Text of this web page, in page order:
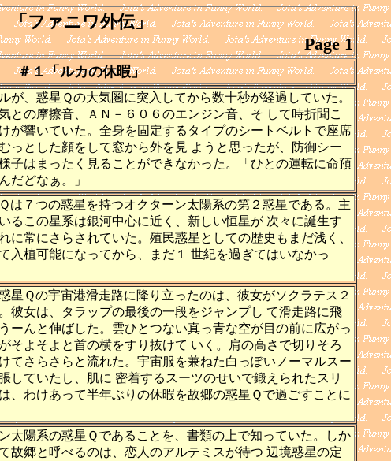
「ファニワ外伝」
Page 1
＃１「ルカの休暇」
、惑星Ｑの大気圏に突入してから数十秒が経過していた。
との摩擦音、ＡＮ－６０６のエンジン音、そ して時折聞こ
が響いていた。全身を固定するタイプのシートベルトで座席
っとした顔をして窓から外を見 ようと思ったが、防御シー
子はまったく見ることができなかった。「ひとの運転に命預
だどなぁ。」
は７つの惑星を持つオクターン太陽系の第２惑星である。主
るこの星系は銀河中心に近く、新しい恒星が 次々に誕生す
に常にさらされていた。殖民惑星としての歴史もまだ浅く、
入植可能になってから、まだ１ 世紀を過ぎてはいなかっ
Ｑの宇宙港滑走路に降り立ったのは、彼女がソクラテス２
彼女は、タラップの最後の一段をジャンプし て滑走路に飛
ーんと伸ばした。雲ひとつない真っ青な空が目の前に広がっ
そよそよと首の横をすり抜けて いく。肩の高さで切りそろ
てさらさらと流れた。宇宙服を兼ねた白っぽいノーマルスー
していたし、肌に 密着するスーツのせいで鍛えられたスリ
、わけあって半年ぶりの休暇を故郷の惑星Ｑで過ごすことに
太陽系の惑星Ｑであることを、書類の上で知っていた。しか
故郷と呼べるのは、恋人のアルテミスが待つ 辺境惑星の定